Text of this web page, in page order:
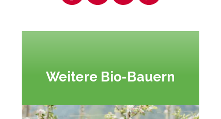
Weitere Bio-Bauern